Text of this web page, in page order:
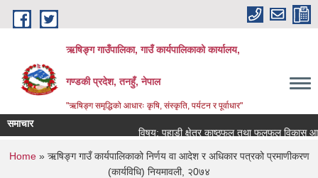
Skip to main content
ऋषिङ्ग गाउँपालिका, गाउँ कार्यपालिकाको कार्यालय,
गण्डकी प्रदेश, तनहुँ, नेपाल
"ऋषिङ्ग समृद्धिको आधारः कृषि, संस्कृति, पर्यटन र पूर्वाधार"
समाचार
विषय: पहाडी क्षेत्र काष्ठफल तथा फलफूल विकास
You are here
Home» ऋषिङ्ग गाउँ कार्यपालिकाको निर्णय वा आदेश र अधिकार पत्रको प्रमाणीकरण
(कार्यविधि) नियमावली, २0७४